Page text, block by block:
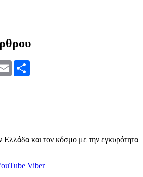
Email
Ελλάδα και τον κόσμο με την εγκυρότητα
Viber